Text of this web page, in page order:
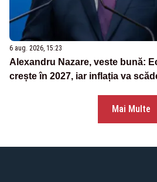
6 aug. 2026, 15:23
Alexandru Nazare, veste bună:
crește în 2027, iar inflația va
Mai Multe